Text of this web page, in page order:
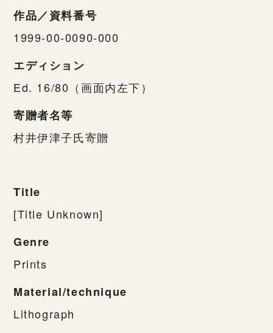
作品／資料番号
1999-00-0090-000
エディション
Ed. 16/80（画面内左下）
寄贈者名等
村井伊津子氏寄贈
Title
[Title Unknown]
Genre
Prints
Material/technique
Lithograph